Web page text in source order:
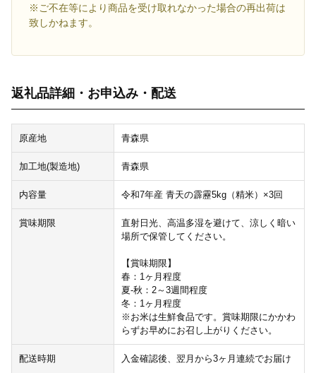
※ご不在等により商品を受け取れなかった場合の再出荷は
致しかねます。
返礼品詳細・お申込み・配送
原産地 青森県
加工地(製造地) 青森県
内容量 令和7年産 青天の霹靂5kg（精米）×3回
賞味期限
直射日光、高温多湿を避けて、涼しく暗い
場所で保管してください。
【賞味期限】
春：1ヶ月程度
夏-秋：2～3週間程度
冬：1ヶ月程度
※お米は生鮮食品です。賞味期限にかかわ
らずお早めにお召し上がりください。
配送時期 入金確認後、翌月から3ヶ月連続でお届け